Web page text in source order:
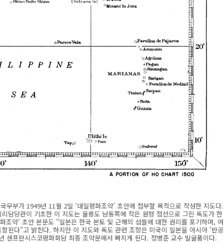
무부가 1949년 11월 2일 '대일평화조약' 초안에 첨부할 목적으로 작성한 지도다.
담당관이 기초한 이 지도는 울릉도 남동쪽에 작은 원형 점선으로 그린 독도가 한
조약' 초안 본문도 "일본은 한국 본토 및 근해의 섬들에 대한 권리를 포기하며, 여
된다"고 밝힌다. 하지만 이 지도와 독도 관련 조항은 미국이 일본을 아시아 '반공
샌프란시스코평화회담 최종 조약문에서 빠지게 된다. 정병준 교수 발굴품이다.